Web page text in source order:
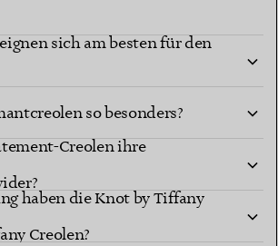
sich am besten für den
so besonders?
Creolen ihre
haben die Knot by Tiffany
Creolen?